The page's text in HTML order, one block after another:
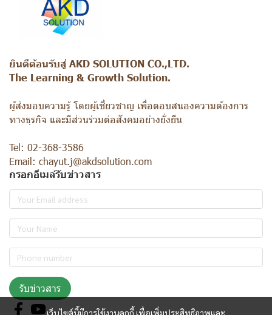
เว็บไซต์นี้มีการใช้งานคุกกี้ เพื่อเพิ่มประสิทธิภาพและ
ยินดีต้อนรับสู่ AKD SOLUTION CO.,LTD.
The Learning & Growth Solution.
ผู้ส่งมอบความรู้ โดยผู้เชี่ยวชาญ เพื่อตอบสนองความต้องการ
ทางธุรกิจ และมีส่วนร่วมต่อสังคมอย่างยั่งยืน
Tel: 02-368-3586
Email: chayut.j@akdsolution.com
กรอกอีเมล์รับข่าวสาร
รับข่าวสาร